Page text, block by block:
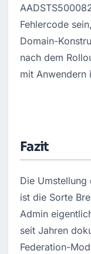
A
Fehlercode
Domain-
nach dem
mit Anwendern
Fazit
Die
ist die Sorte
Admin
seit Jahren
Federation-